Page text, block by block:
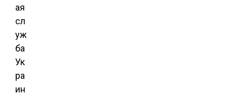
ая
сл
уж
ба
Ук
ра
ин